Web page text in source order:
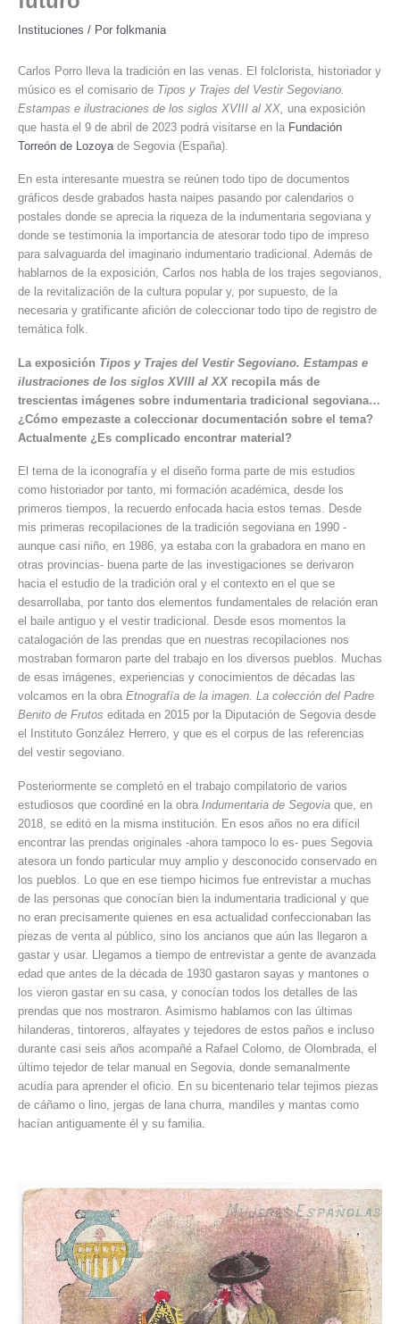
Instituciones / Por folkmania
Carlos Porro lleva la tradición en las venas. El folclorista, historiador y
músico es el comisario de Tipos y Trajes del Vestir Segoviano.
Estampas e ilustraciones de los siglos XVIII al XX, una exposición
que hasta el 9 de abril de 2023 podrá visitarse en la Fundación
Torreón de Lozoya de Segovia (España).
En esta interesante muestra se reúnen todo tipo de documentos
gráficos desde grabados hasta naipes pasando por calendarios o
postales donde se aprecia la riqueza de la indumentaria segoviana y
donde se testimonia la importancia de atesorar todo tipo de impreso
para salvaguarda del imaginario indumentario tradicional. Además de
hablarnos de la exposición, Carlos nos habla de los trajes segovianos,
de la revitalización de la cultura popular y, por supuesto, de la
necesaria y gratificante afición de coleccionar todo tipo de registro de
temática folk.
La exposición Tipos y Trajes del Vestir Segoviano. Estampas e
ilustraciones de los siglos XVIII al XX recopila más de
trescientas imágenes sobre indumentaria tradicional segoviana…
¿Cómo empezaste a coleccionar documentación sobre el tema?
Actualmente ¿Es complicado encontrar material?
El tema de la iconografía y el diseño forma parte de mis estudios
como historiador por tanto, mi formación académica, desde los
primeros tiempos, la recuerdo enfocada hacia estos temas. Desde
mis primeras recopilaciones de la tradición segoviana en 1990 -
aunque casi niño, en 1986, ya estaba con la grabadora en mano en
otras provincias- buena parte de las investigaciones se derivaron
hacia el estudio de la tradición oral y el contexto en el que se
desarrollaba, por tanto dos elementos fundamentales de relación eran
el baile antiguo y el vestir tradicional. Desde esos momentos la
catalogación de las prendas que en nuestras recopilaciones nos
mostraban formaron parte del trabajo en los diversos pueblos. Muchas
de esas imágenes, experiencias y conocimientos de décadas las
volcamos en la obra Etnografía de la imagen. La colección del Padre
Benito de Frutos editada en 2015 por la Diputación de Segovia desde
el Instituto González Herrero, y que es el corpus de las referencias
del vestir segoviano.
Posteriormente se completó en el trabajo compilatorio de varios
estudiosos que coordiné en la obra Indumentaria de Segovia que, en
2018, se editó en la misma institución. En esos años no era difícil
encontrar las prendas originales -ahora tampoco lo es- pues Segovia
atesora un fondo particular muy amplio y desconocido conservado en
los pueblos. Lo que en ese tiempo hicimos fue entrevistar a muchas
de las personas que conocían bien la indumentaria tradicional y que
no eran precisamente quienes en esa actualidad confeccionaban las
piezas de venta al público, sino los ancianos que aún las llegaron a
gastar y usar. Llegamos a tiempo de entrevistar a gente de avanzada
edad que antes de la década de 1930 gastaron sayas y mantones o
los vieron gastar en su casa, y conocían todos los detalles de las
prendas que nos mostraron. Asimismo hablamos con las últimas
hilanderas, tintoreros, alfayates y tejedores de estos paños e incluso
durante casi seis años acompañé a Rafael Colomo, de Olombrada, el
último tejedor de telar manual en Segovia, donde semanalmente
acudía para aprender el oficio. En su bicentenario telar tejimos piezas
de cáñamo o lino, jergas de lana churra, mandiles y mantas como
hacían antiguamente él y su familia.